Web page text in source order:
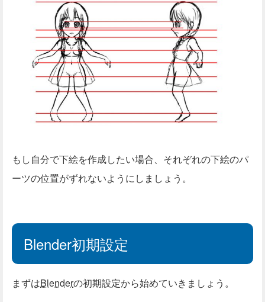
もし自分で下絵を作成したい場合、それぞれの下絵のパ
ーツの位置がずれないようにしましょう。
Blender初期設定
まずはBlenderの初期設定から始めていきましょう。